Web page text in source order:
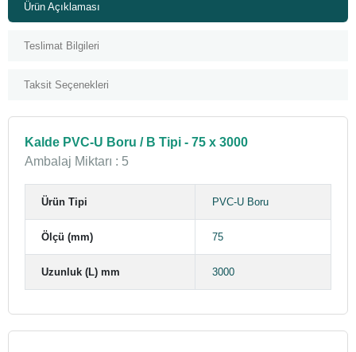
Ürün Açıklaması
Teslimat Bilgileri
Taksit Seçenekleri
Kalde PVC-U Boru / B Tipi - 75 x 3000
Ambalaj Miktarı : 5
Ürün Tipi PVC-U Boru
Ölçü (mm) 75
Uzunluk (L) mm 3000